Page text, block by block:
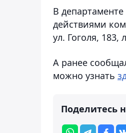
В
действиями
ул. Гоголя, 183,
А ранее
можно узнать
Поделитесь